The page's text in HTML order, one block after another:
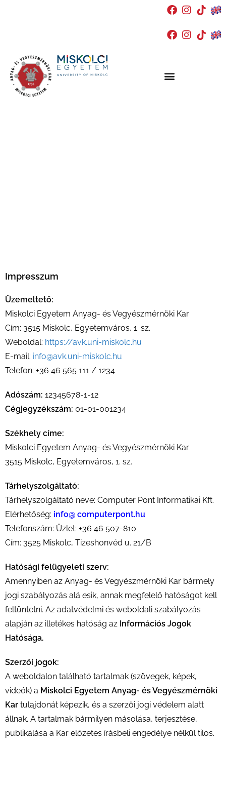
Impresszum
Üzemeltető:
Miskolci Egyetem Anyag- és Vegyészmérnöki Kar
Cím: 3515 Miskolc, Egyetemváros, 1. sz.
Weboldal: https://avk.uni-miskolc.hu
E-mail: info@avk.uni-miskolc.hu
Telefon: +36 46 565 111 / 1234
Adószám: 12345678-1-12
Cégjegyzékszám: 01-01-001234
Székhely címe:
Miskolci Egyetem Anyag- és Vegyészmérnöki Kar
3515 Miskolc, Egyetemváros, 1. sz.
Tárhelyszolgáltató:
Tárhelyszolgáltató neve: Computer Pont Informatikai Kft.
Elérhetőség: info@ computerpont.hu
Telefonszám: Üzlet: +36 46 507-810
Cím: 3525 Miskolc, Tizeshonvéd u. 21/B
Hatósági felügyeleti szerv:
Amennyiben az Anyag- és Vegyészmérnöki Kar bármely
jogi szabályozás alá esik, annak megfelelő hatóságot kell
feltüntetni. Az adatvédelmi és weboldali szabályozás
alapján az illetékes hatóság az Információs Jogok
Hatósága.
Szerzői jogok:
A weboldalon található tartalmak (szövegek, képek,
videók) a Miskolci Egyetem Anyag- és Vegyészmérnöki
Kar tulajdonát képezik, és a szerzői jogi védelem alatt
állnak. A tartalmak bármilyen másolása, terjesztése,
publikálása a Kar előzetes írásbeli engedélye nélkül tilos.